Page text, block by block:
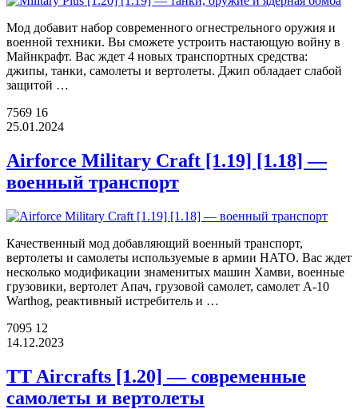
Мод добавит набор современного огнестрельного оружия и
военной техники. Вы сможете устроить настающую войну в
Майнкрафт. Вас ждет 4 новых транспортных средства:
джипы, танки, самолеты и вертолеты. Джип обладает слабой
защитой …
7569 16
25.01.2024
Airforce Military Craft [1.19] [1.18] —
военный транспорт
Качественный мод добавляющий военный транспорт,
вертолеты и самолеты используемые в армии НАТО. Вас ждет
несколько модификации знаменитых машин Хамви, военные
грузовики, вертолет Апач, грузовой самолет, самолет A-10
Warthog, реактивный истребитель и …
7095 12
14.12.2023
TT Aircrafts [1.20] — современные
самолеты и вертолеты